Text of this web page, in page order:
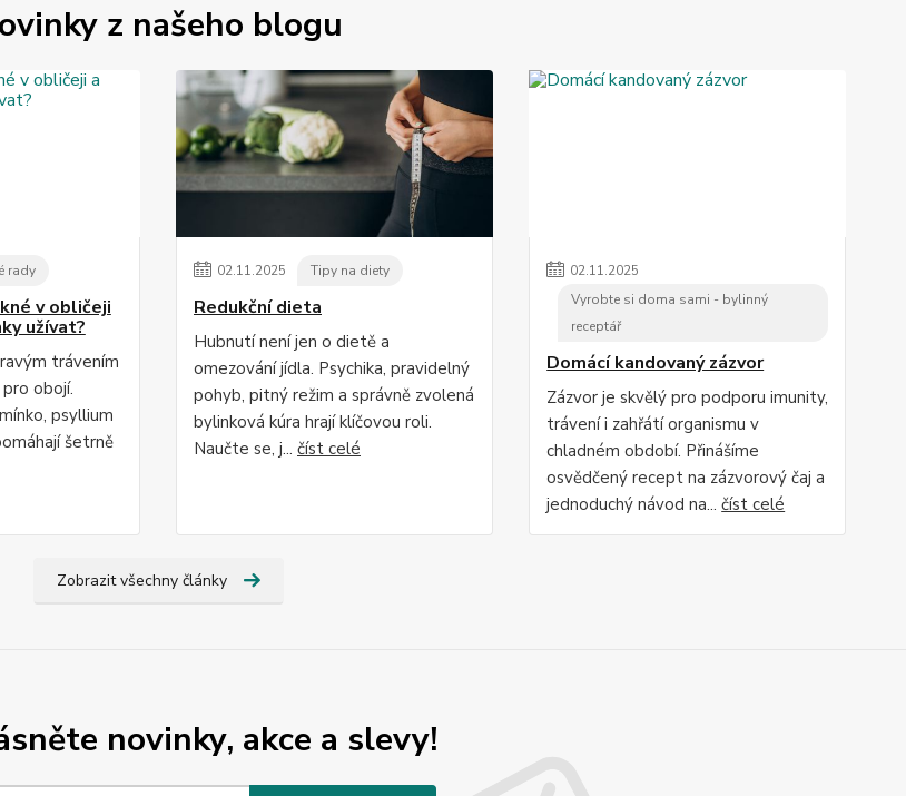
z našeho blogu
rady
v obličeji
užívat?
trávením
obojí.
psyllium
šetrně
02.11.2025 Tipy na diety
Redukční dieta
Hubnutí není jen o dietě a
omezování jídla. Psychika, pravidelný
pohyb, pitný režim a správně zvolená
bylinková kúra hrají klíčovou roli.
Naučte se, j... číst celé
02.11.2025
Vyrobte si doma sami - bylinný
receptář
Domácí kandovaný zázvor
Zázvor je skvělý pro podporu imunity,
trávení i zahřátí organismu v
chladném období. Přinášíme
osvědčený recept na zázvorový čaj a
jednoduchý návod na...číst celé
Zobrazit všechny články
novinky, akce a slevy!